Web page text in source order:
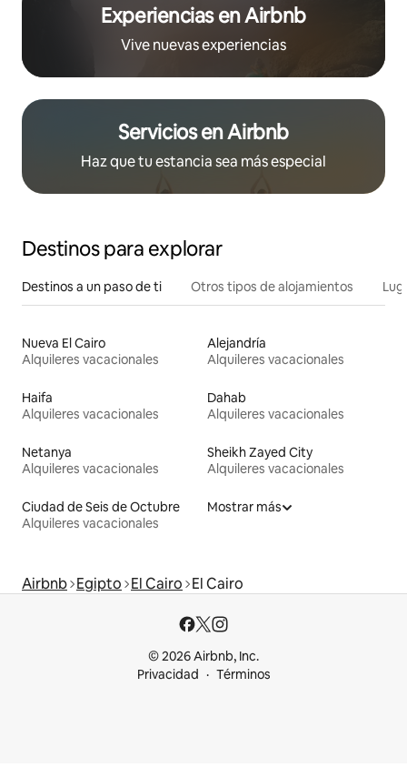
Experiencias en Airbnb
Vive nuevas experiencias
Servicios en Airbnb
Haz que tu estancia sea más especial
Destinos para explorar
Destinos a un paso de ti Otros tipos de alojamientos
Nueva El Cairo
Alquileres vacacionales
Alejandría
Alquileres vacacionales
Haifa
Alquileres vacacionales
Dahab
Alquileres vacacionales
Netanya
Alquileres vacacionales
Sheikh Zayed City
Alquileres vacacionales
Ciudad de Seis de Octubre
Alquileres vacacionales
Mostrar más
Airbnb Egipto El Cairo El Cairo
© 2026 Airbnb, Inc.
Privacidad
Términos